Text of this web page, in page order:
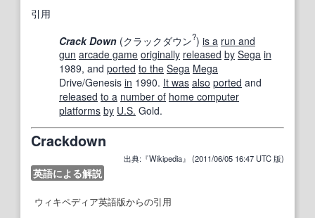
引用
Crack Down (クラックダウン?) is a run and
gun arcade game originally released by Sega in
1989, and ported to the Sega Mega
Drive/Genesis in 1990. It was also ported and
released to a number of home computer
platforms by U.S. Gold.
Crackdown
出典:『Wikipedia』 (2011/06/05 16:47 UTC 版)
英語による解説
ウィキペディア英語版からの引用